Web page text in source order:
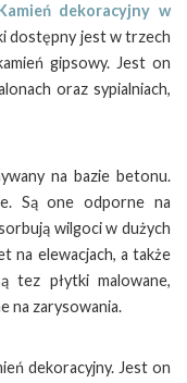
Kamień dekoracyjny w
dostępny jest w trzech
gipsowy. Jest on
oraz sypialniach,
na bazie betonu.
Są one odporne na
wilgoci w dużych
na elewacjach, a także
tez płytki malowane,
na zarysowania.
dekoracyjny. Jest on